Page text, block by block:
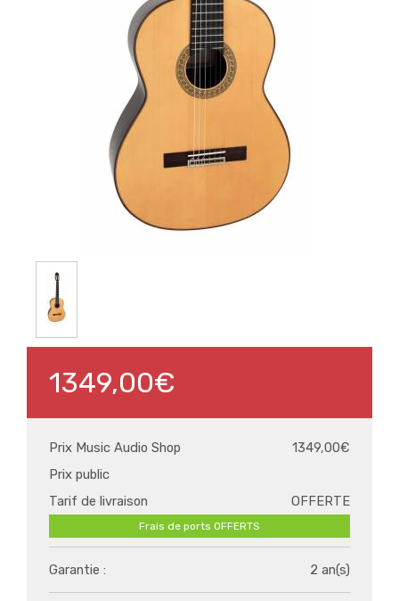
1349,00€
Prix Music Audio Shop
1349,00€
Prix public
Tarif de livraison
OFFERTE
Frais de ports OFFERTS
Garantie : 2 an(s)